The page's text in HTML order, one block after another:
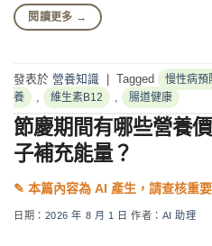
閱讀更多 →
發表於 營養知識 | Tagged 慢性病預
養
維生素B12 腸道健康
節慶期間有哪些營養
子補充能量？
日期： 2026 年 8 月 1 日 作者： AI 助理